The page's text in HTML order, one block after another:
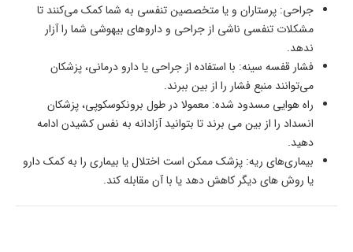
جراحی: پرستاران و یا متخصصین تنفسی به شما کمک می‌کنند تا
مشکلات تنفسی ناشی از جراحی و داروهای بیهوشی شما را آزار
ندهد.
فشار قفسه سینه: با استفاده از جراحی یا دارو درمانی، پزشکان
می‌توانند منبع فشار را از بین ببرند.
راه هوایی مسدود شده: معمولا در طول برونکوسکوپی، پزشکان
انسداد را از بین می برند تا بتوانید آزادانه به نفس کشیدن ادامه
دهید.
بیماری‌های ریه: پزشک ممکن است اختلال یا بیماری را به کمک دارو
یا روش های دیگر کاهش دهد یا با آن مقابله کند.